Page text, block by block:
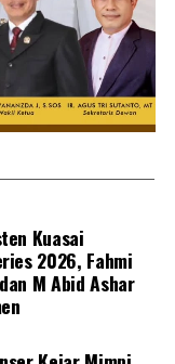
Kuasai
2026, Fahmi
M Abid Ashar